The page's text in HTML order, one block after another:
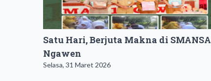
Satu Hari, Berjuta Makna di SMANSA
Ngawen
Selasa, 31 Maret 2026